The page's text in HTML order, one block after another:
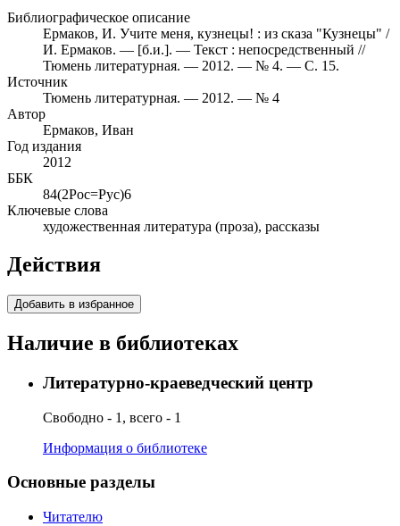
Библиографическое описание
Ермаков, И. Учите меня, кузнецы! : из сказа "Кузнецы" /
И. Ермаков. — [б.и.]. — Текст : непосредственный //
Тюмень литературная. — 2012. — № 4. — С. 15.
Источник
Тюмень литературная. — 2012. — № 4
Автор
Ермаков, Иван
Год издания
2012
ББК
84(2Рос=Рус)6
Ключевые слова
художественная литература (проза), рассказы
Действия
Добавить в избранное
Наличие в библиотеках
Литературно-краеведческий центр
Свободно - 1, всего - 1
Информация о библиотеке
Основные разделы
Читателю